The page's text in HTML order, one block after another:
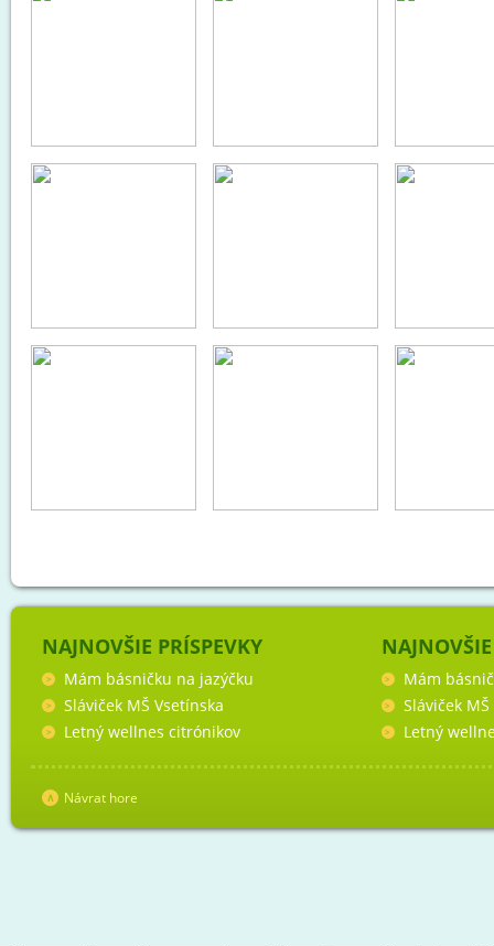
NAJNOVŠIE PRÍSPEVKY
Mám básničku na jazýčku
Sláviček MŠ Vsetínska
Letný wellnes citrónikov
Mám
Sláviček
Letný
Návrat hore